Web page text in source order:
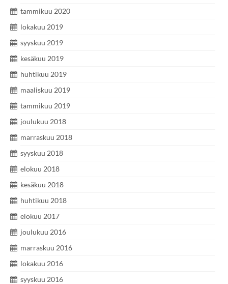
tammikuu 2020
lokakuu 2019
syyskuu 2019
kesäkuu 2019
huhtikuu 2019
maaliskuu 2019
tammikuu 2019
joulukuu 2018
marraskuu 2018
syyskuu 2018
elokuu 2018
kesäkuu 2018
huhtikuu 2018
elokuu 2017
joulukuu 2016
marraskuu 2016
lokakuu 2016
syyskuu 2016